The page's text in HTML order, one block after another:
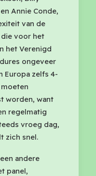
Annie Conde,
van de
voor het
het Verenigd
ongeveer
Europa zelfs 4-
moeten
worden, want
regelmatig
vroeg dag,
zich snel.
andere
panel,